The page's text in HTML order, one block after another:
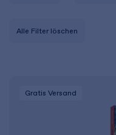
Alle Filter löschen
Gratis Versand